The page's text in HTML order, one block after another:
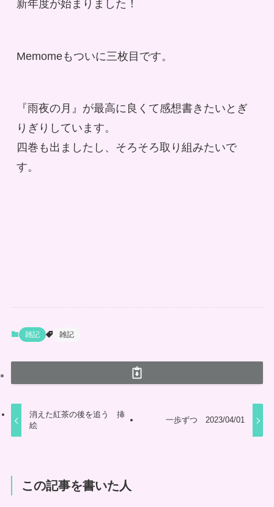
新年度が始まりました！
Memomeもついに三枚目です。
『雨夜の月』が最高に良くて感想書きたいとぎ
りぎりしています。
四巻も出ましたし、そろそろ取り組みたいで
す。
雑記 雑記
消えた紅茶の後を追う 挿
絵
一歩ずつ 2023/04/01
この記事を書いた人